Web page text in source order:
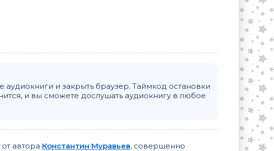
и закрыть браузер. Таймкод остановки
и вы сможете дослушать аудиокнигу в любое
от автора Константин Муравьев, совершенно